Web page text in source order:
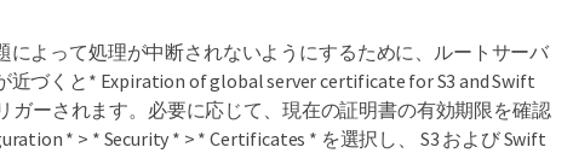
によって処理が中断されないようにするために、ルートサーバ
づくと* Expiration of global server certificate for S3 and Swift
ガーされます。必要に応じて、現在の証明書の有効期限を確認
* > * Security * > * Certificates * を選択し、 S3 および Swift